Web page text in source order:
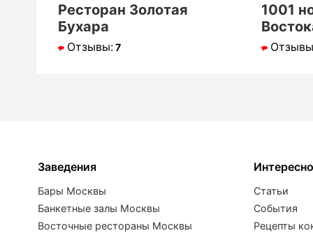
Ресторан Золотая
Бухара
Отзывы:7
1001
Заведения
Бары Москвы
Банкетные залы Москвы
Восточные рестораны Москвы
Статьи
События
Рецепты